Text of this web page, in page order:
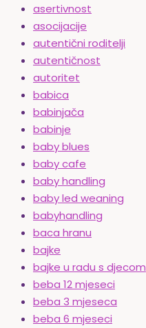
asertivnost
asocijacije
autentični roditelji
autentičnost
autoritet
babica
babinjača
babinje
baby blues
baby cafe
baby handling
baby led weaning
babyhandling
baca hranu
bajke
bajke u radu s djecom
beba 12 mjeseci
beba 3 mjeseca
beba 6 mjeseci